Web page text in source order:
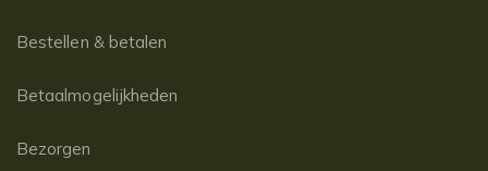
Bestellen & betalen
Betaalmogelijkheden
Bezorgen